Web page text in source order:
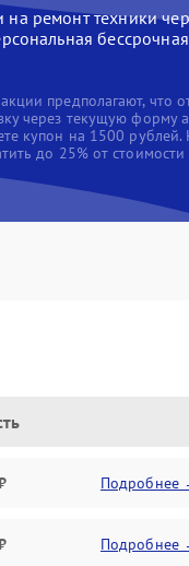
ремонт техники
предполагают, что
через текущую форму
купон на 1500
до 25% от
Подробнее
Подробнее